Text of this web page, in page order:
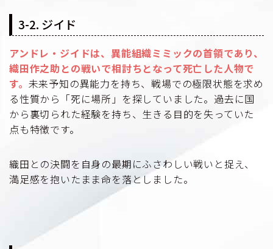
3-2. ジイド
アンドレ・ジイドは、異能組織ミミックの首領であり、
織田作之助との戦いで相討ちとなって死亡した人物で
す。 未来予知の異能力を持ち、戦場での極限状態を求め
る性質から「死に場所」を探していました。過去に国
から裏切られた経験を持ち、生きる目的を失っていた
点も特徴です。
織田との決闘を自身の最期にふさわしい戦いと捉え、
満足感を抱いたまま命を落としました。